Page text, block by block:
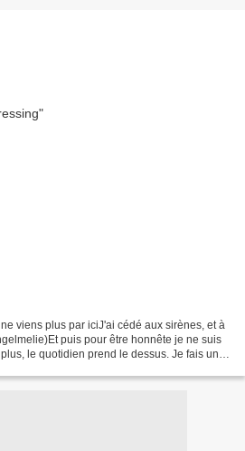
viens plus par iciJ'ai cédé aux sirènes, et à
puis pour être honnête je ne suis
le quotidien prend le dessus. Je fais une